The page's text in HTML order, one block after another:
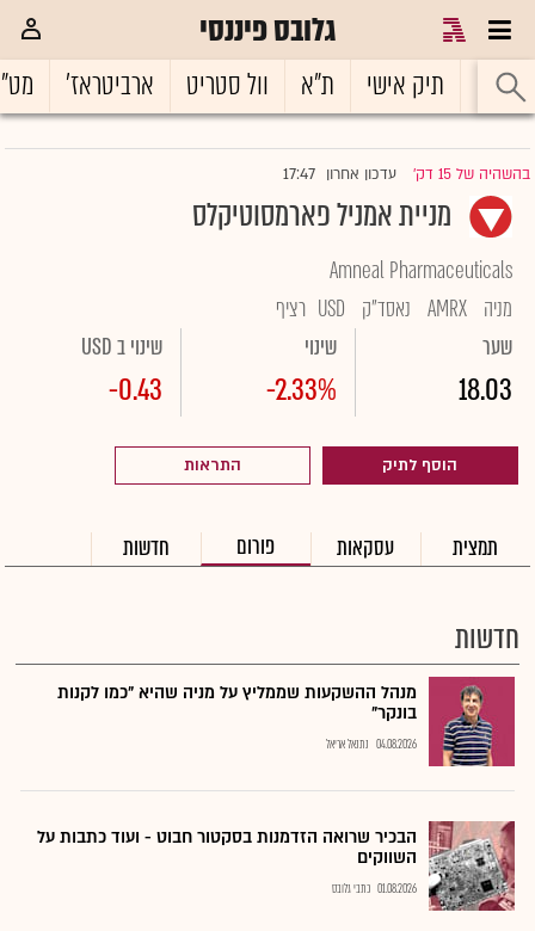
גלובס פיננסי
ראשי תיק אישי ת"א וול סטריט ארביטראז'
בהשהיה של 15 דק' |עדכון אחרון 17:47
מניית אמניל פארמסוטיקלס
Amneal Pharmaceuticals
מניה AMRX נאסד"ק USD רציף
שער
18.03
שינוי
-2.33%
שינוי ב USD
-0.43
הוסף לתיק התראות
תמצית עסקאות פורום חדשות
חדשות
מנהל ההשקעות שממליץ על מניה שהיא "כמו לקנות
בונקר"
04.08.2026 נתנאל אריאל
הבכיר שרואה הזדמנות בסקטור חבוט - ועוד כתבות על
השווקים
01.08.2026 כתבי גלובס